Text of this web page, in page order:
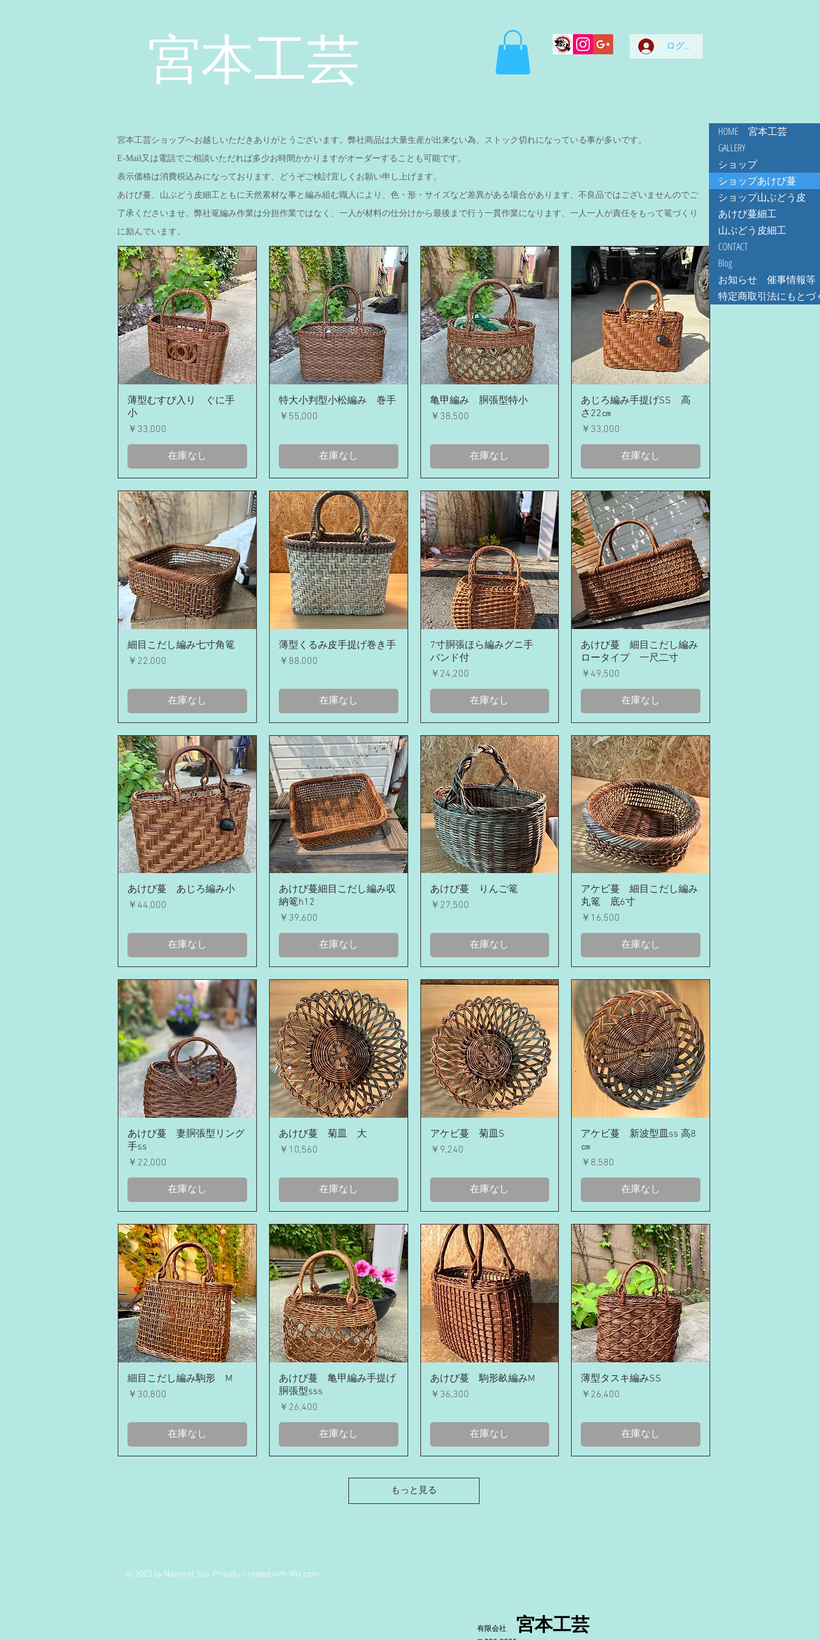
宮本工芸 ログイン
宮本工芸ショップへお越しいただきありがとうございます。弊社商品は大量生産が出来ない為、ストック切れになっている事が多いです。
E-Mail又は電話でご相談いただれば多少お時間かかりますがオーダーすることも可能です。
表示価格は消費税込みになっております、どうぞご検討宜しくお願い申し上げます。
あけび蔓、山ぶどう皮細工ともに天然素材な事と編み組む職人により、色・形・サイズなど差異がある場合があります、不良品ではございませんのでご
了承くださいませ。 弊社篭編み作業は分担作業ではなく、一人が材料の仕分けから最後まで行う一貫作業になります、一人一人が責任をもって篭づくり
に励んでいます。
クイックビュー
薄型むすび入り ぐに手
小
価格
￥33,000
在庫なし
クイックビュー
特大小判型小松編み 巻手
価格
￥55,000
在庫なし
クイックビュー
亀甲編み 胴張型特小
価格
￥38,500
在庫なし
クイックビュー
あじろ編み手提げSS 高
さ22㎝
価格
￥33,000
在庫なし
クイックビュー
細目こだし編み七寸角篭
価格
￥22,000
在庫なし
クイックビュー
薄型くるみ皮手提げ巻き手
価格
￥88,000
在庫なし
クイックビュー
7寸胴張ほら編みグニ手
バンド付
価格
￥24,200
在庫なし
クイックビュー
あけび蔓 細目こだし編み
ロータイプ 一尺二寸
価格
￥49,500
在庫なし
クイックビュー
あけび蔓 あじろ編み小
価格
￥44,000
在庫なし
クイックビュー
あけび蔓細目こだし編み収
納篭h12
価格
￥39,600
在庫なし
クイックビュー
あけび蔓 りんご篭
価格
￥27,500
在庫なし
クイックビュー
アケビ蔓 細目こだし編み
丸篭 底6寸
価格
￥16,500
在庫なし
クイックビュー
あけび蔓 妻胴張型リング
手ss
価格
￥22,000
在庫なし
クイックビュー
あけび蔓 菊皿 大
価格
￥10,560
在庫なし
クイックビュー
アケビ蔓 菊皿S
価格
￥9,240
在庫なし
クイックビュー
アケビ蔓 新波型皿ss 高8
㎝
価格
￥8,580
在庫なし
クイックビュー
細目こだし編み駒形 М
価格
￥30,800
在庫なし
クイックビュー
あけび蔓 亀甲編み手提げ
胴張型sss
価格
￥26,400
在庫なし
クイックビュー
あけび蔓 駒形畝編みМ
価格
￥36,300
在庫なし
クイックビュー
薄型タスキ編みSS
価格
￥26,400
在庫なし
もっと見る
HOME 宮本工芸
GALLERY
ショップ
ショップあけび蔓
ショップ山ぶどう皮
あけび蔓細工
山ぶどう皮細工
CONTACT
Blog
お知らせ 催事情報等
特定商取引法にもとづ
© 2023 by Name of Site. Proudly created with Wix.com
有限会社 宮本工芸